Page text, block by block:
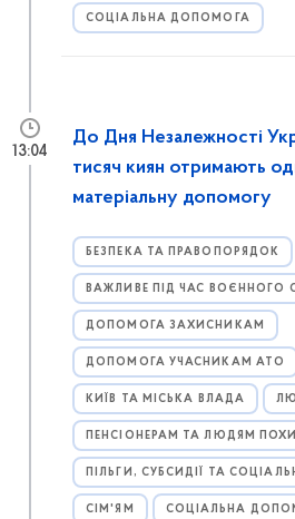
СОЦІАЛЬНА ДОПОМОГА
До Дня Незалежності
тисяч киян отримають
матеріальну допомогу
БЕЗПЕКА ТА ПРАВОПОРЯДОК
ВАЖЛИВЕ ПІД ЧАС ВОЄННОГО
ДОПОМОГА ЗАХИСНИКАМ
ДОПОМОГА УЧАСНИКАМ АТО
КИЇВ ТА МІСЬКА ВЛАДА
ПЕНСІОНЕРАМ ТА ЛЮДЯМ
ПІЛЬГИ, СУБСИДІЇ ТА
СІМ'ЯМ СОЦІАЛЬНА
13:04